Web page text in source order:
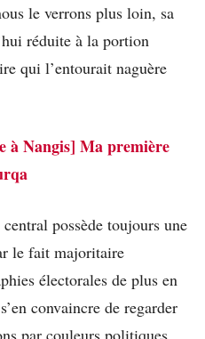
le verrons plus loin, sa
réduite à la portion
qui l’entourait naguère
à Nangis] Ma première
possède toujours une
le fait majoritaire
électorales de plus en
convaincre de regarder
par couleurs politiques.